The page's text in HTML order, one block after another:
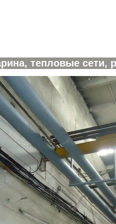
тепловые сети,